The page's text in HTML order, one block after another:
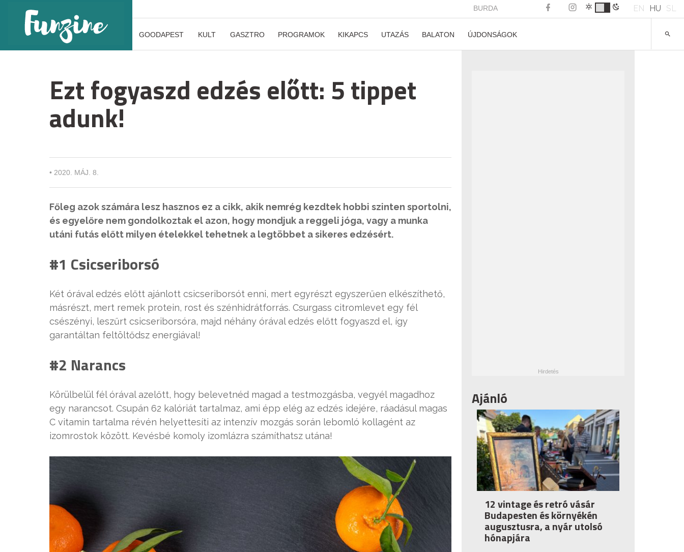
BURDA EN HU SL
GOODAPEST KULT GASZTRO PROGRAMOK KIKAPCS UTAZÁS BALATON ÚJDONSÁGOK
Ezt fogyaszd edzés előtt: 5 tippet
adunk!
• 2020. MÁJ. 8.
Főleg azok számára lesz hasznos ez a cikk, akik nemrég kezdtek hobbi szinten sportolni,
és egyelőre nem gondolkoztak el azon, hogy mondjuk a reggeli jóga, vagy a munka
utáni futás előtt milyen ételekkel tehetnek a legtöbbet a sikeres edzésért.
#1 Csicseriborsó
Két órával edzés előtt ajánlott csicseriborsót enni, mert egyrészt egyszerűen elkészíthető,
másrészt, mert remek protein, rost és szénhidrátforrás. Csurgass citromlevet egy fél
csészényi, leszűrt csicseriborsóra, majd néhány órával edzés előtt fogyaszd el, így
garantáltan feltöltődsz energiával!
#2 Narancs
Körülbelül fél órával azelőtt, hogy belevetnéd magad a testmozgásba, vegyél magadhoz
egy narancsot. Csupán 62 kalóriát tartalmaz, ami épp elég az edzés idejére, ráadásul magas
C vitamin tartalma révén helyettesíti az intenzív mozgás során lebomló kollagént az
izomrostok között. Kevésbé komoly izomlázra számíthatsz utána!
Ajánló
12 vintage és retró vásár
Budapesten és környékén
augusztusra, a nyár utolsó
hónapjára